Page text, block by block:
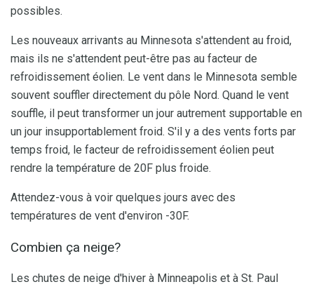
possibles.
Les nouveaux arrivants au Minnesota s'attendent au froid,
mais ils ne s'attendent peut-être pas au facteur de
refroidissement éolien. Le vent dans le Minnesota semble
souvent souffler directement du pôle Nord. Quand le vent
souffle, il peut transformer un jour autrement supportable en
un jour insupportablement froid. S'il y a des vents forts par
temps froid, le facteur de refroidissement éolien peut
rendre la température de 20F plus froide.
Attendez-vous à voir quelques jours avec des
températures de vent d'environ -30F.
Combien ça neige?
Les chutes de neige d'hiver à Minneapolis et à St. Paul